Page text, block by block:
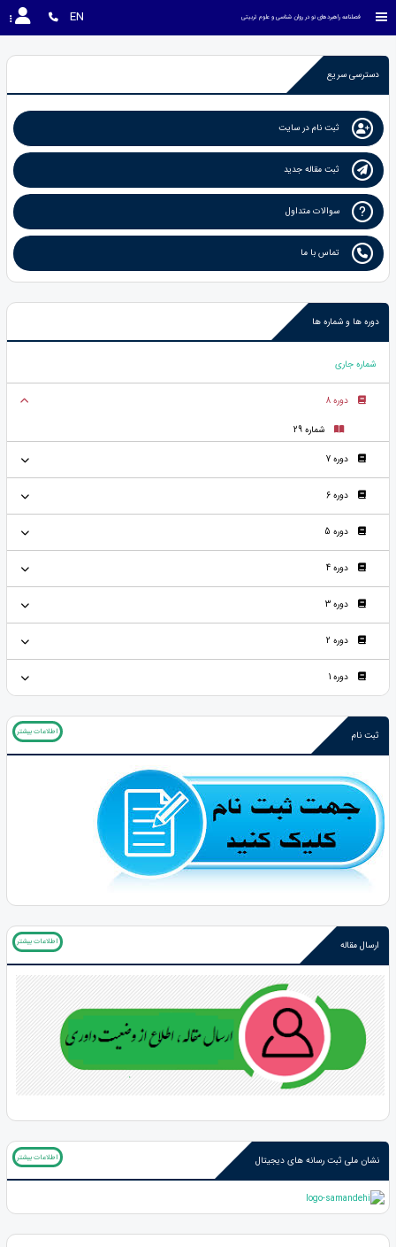
فصلنامه راهبردهای نو در روان شناسی و علوم تربیتی EN
دسترسی سریع
ثبت نام در سایت
ثبت مقاله جدید
سوالات متداول
تماس با ما
دوره ها و شماره ها
شماره جاری
دوره 8
شماره 29
دوره 7
دوره 6
دوره 5
دوره 4
دوره 3
دوره 2
دوره 1
ثبت نام اطلاعات بیشتر
ارسال مقاله اطلاعات بیشتر
نشان ملی ثبت رسانه های دیجیتال اطلاعات بیشتر